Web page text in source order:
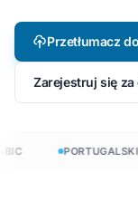
Przetłumacz
Zarejestruj się za
PORTUGALSKI